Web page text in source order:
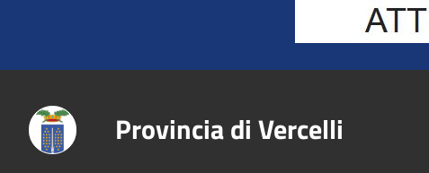
Provincia di Vercelli